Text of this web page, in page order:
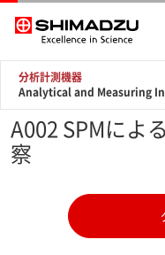
分析計測機器
Analytical and Measuring
A002 SPMによ
察